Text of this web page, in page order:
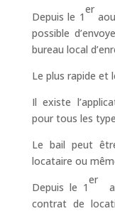
Depuis le 1
er
possible
bureau local
Le plus rapide et
Il existe
pour tous les
Le bail peut
locataire ou
Depuis le 1
er
contrat de